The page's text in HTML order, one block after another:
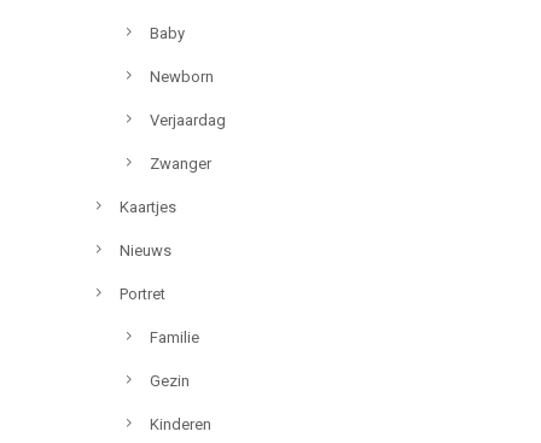
Baby
Newborn
Verjaardag
Zwanger
Kaartjes
Nieuws
Portret
Familie
Gezin
Kinderen